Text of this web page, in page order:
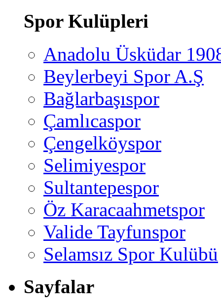
Spor Kulüpleri
Anadolu Üsküdar
Beylerbeyi Spor A.Ş
Bağlarbaşıspor
Çamlıcaspor
Çengelköyspor
Selimiyespor
Sultantepespor
Öz Karacaahmetspor
Valide Tayfunspor
Selamsız Spor Kulübü
Sayfalar